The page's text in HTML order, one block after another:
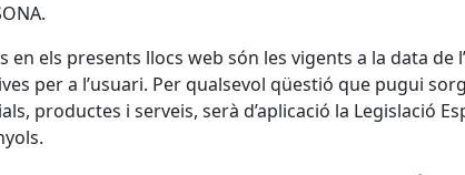
.
els presents llocs web són les vigents a la data de
per a l’usuari. Per qualsevol qüestió que pugui
productes i serveis, serà d’aplicació la Legislació